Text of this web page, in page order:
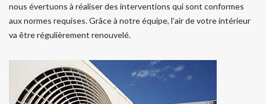
nous évertuons à réaliser des interventions qui sont conformes
aux normes requises. Grâce à notre équipe, l’air de votre intérieur
va être régulièrement renouvelé.